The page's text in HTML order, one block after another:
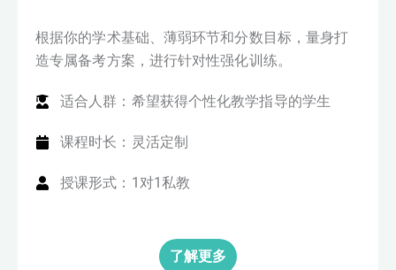
根据你的学术基础、薄弱环节和分数目标，量身打
造专属备考方案，进行针对性强化训练。
适合人群：希望获得个性化教学指导的学生
课程时长：灵活定制
授课形式：1对1私教
了解更多